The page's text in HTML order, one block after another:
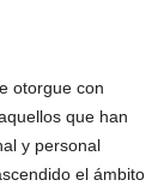
otorgue con
que han
y personal
el ámbito